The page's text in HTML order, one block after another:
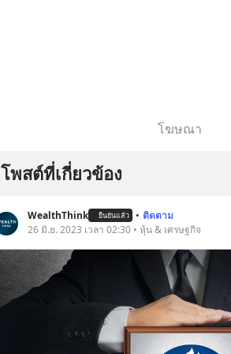
โฆษณา
โพสต์ที่เกี่ยวข้อง
WealthThink ยืนยันแล้ว • ติดตาม
26 มิ.ย. 2023 เวลา 02:30 • หุ้น & เศรษฐกิจ